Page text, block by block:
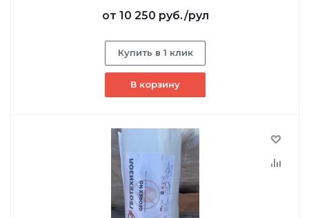
от 10 250 руб./рул
Купить в 1 клик
В корзину